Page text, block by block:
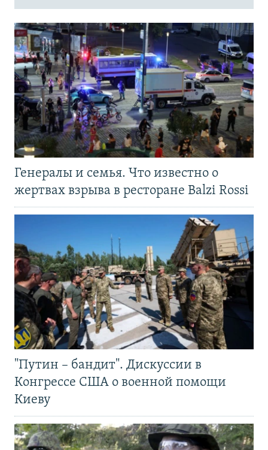
Генералы и семья. Что известно о
жертвах взрыва в ресторане Balzi Rossi
"Путин – бандит". Дискуссии в
Конгрессе США о военной помощи
Киеву